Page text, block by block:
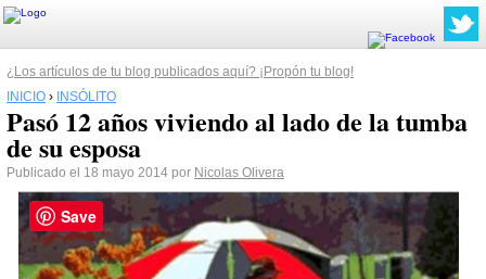
¿Los artículos de tu blog publicados aquí? ¡Propón tu blog!
INICIO › INSÓLITO
Pasó 12 años viviendo al lado de la tumba
de su esposa
Publicado el 18 mayo 2014 por Nicolas Olivera
Save